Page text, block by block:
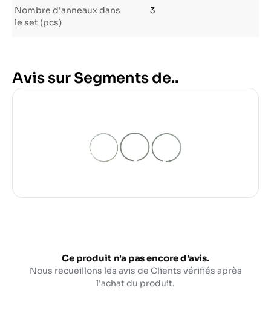
Nombre d'anneaux dans
le set (pcs)
3
Avis sur Segments de..
Ce produit n'a pas encore d'avis.
Nous recueillons les avis de Clients vérifiés après
l'achat du produit.